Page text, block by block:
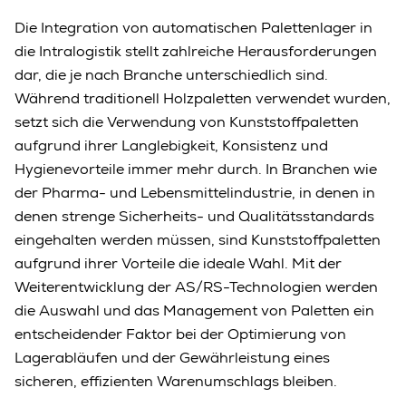
Die Integration von automatischen Palettenlager in
die Intralogistik stellt zahlreiche Herausforderungen
dar, die je nach Branche unterschiedlich sind.
Während traditionell Holzpaletten verwendet wurden,
setzt sich die Verwendung von Kunststoffpaletten
aufgrund ihrer Langlebigkeit, Konsistenz und
Hygienevorteile immer mehr durch. In Branchen wie
der Pharma- und Lebensmittelindustrie, in denen in
denen strenge Sicherheits- und Qualitätsstandards
eingehalten werden müssen, sind Kunststoffpaletten
aufgrund ihrer Vorteile die ideale Wahl. Mit der
Weiterentwicklung der AS/RS-Technologien werden
die Auswahl und das Management von Paletten ein
entscheidender Faktor bei der Optimierung von
Lagerabläufen und der Gewährleistung eines
sicheren, effizienten Warenumschlags bleiben.